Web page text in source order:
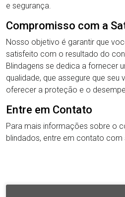
e segurança.
Compromisso com a
Nosso objetivo é garantir que
satisfeito com o resultado do
Blindagens se dedica a fornecer
qualidade, que assegure que seu
oferecer a proteção e o
Entre em Contato
Para mais informações sobre o
blindados, entre em contato com